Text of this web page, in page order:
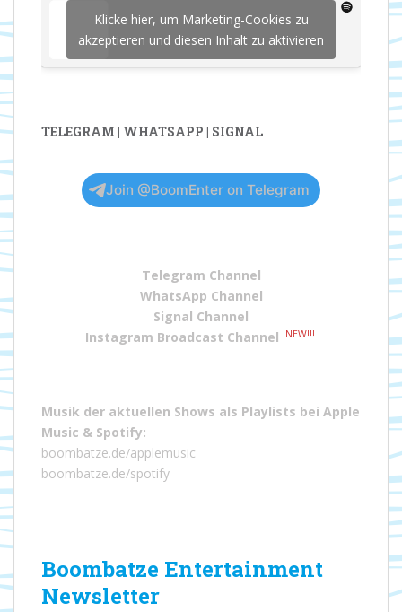
Klicke hier, um Marketing-Cookies zu
akzeptieren und diesen Inhalt zu aktivieren
TELEGRAM | WHATSAPP | SIGNAL
Join @BoomEnter on Telegram
Telegram Channel
WhatsApp Channel
Signal Channel
Instagram Broadcast Channel
NEW!!!
Musik der aktuellen Shows als Playlists bei Apple
Music & Spotify:
boombatze.de/applemusic
boombatze.de/spotify
Boombatze Entertainment
Newsletter